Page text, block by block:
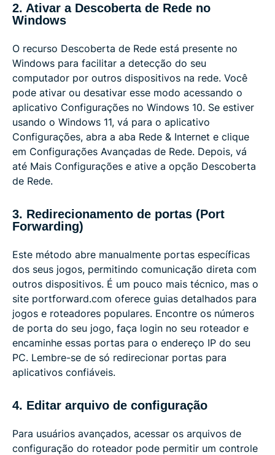
2. Ativar a Descoberta de Rede no
Windows
O recurso Descoberta de Rede está presente no
Windows para facilitar a detecção do seu
computador por outros dispositivos na rede. Você
pode ativar ou desativar esse modo acessando o
aplicativo Configurações no Windows 10. Se estiver
usando o Windows 11, vá para o aplicativo
Configurações, abra a aba Rede & Internet e clique
em Configurações Avançadas de Rede. Depois, vá
até Mais Configurações e ative a opção Descoberta
de Rede.
3. Redirecionamento de portas (Port
Forwarding)
Este método abre manualmente portas específicas
dos seus jogos, permitindo comunicação direta com
outros dispositivos. É um pouco mais técnico, mas o
site portforward.com oferece guias detalhados para
jogos e roteadores populares. Encontre os números
de porta do seu jogo, faça login no seu roteador e
encaminhe essas portas para o endereço IP do seu
PC. Lembre-se de só redirecionar portas para
aplicativos confiáveis.
4. Editar arquivo de configuração
Para usuários avançados, acessar os arquivos de
configuração do roteador pode permitir um controle